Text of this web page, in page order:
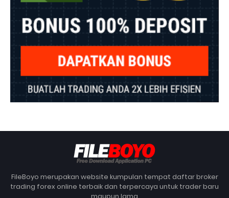
FileBoyo merupakan website kumpulan tempat daftar broker
trading forex online terbaik dan terpercaya untuk trader baru